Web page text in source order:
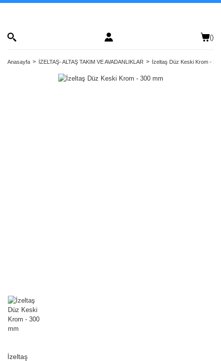
()
Anasayfa İZELTAŞ- ALTAŞ TAKIM VE AVADANLIKLAR İzeltaş Düz Keski Krom -
İzeltaş